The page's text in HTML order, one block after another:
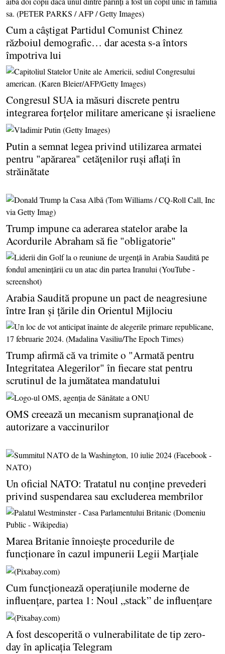
Cum a câştigat Partidul Comunist Chinez
războiul demografic… dar acesta s-a întors
împotriva lui
Congresul SUA ia măsuri discrete pentru
integrarea forţelor militare americane şi israeliene
Putin a semnat legea privind utilizarea armatei
pentru "apărarea" cetăţenilor ruşi aflaţi în
străinătate
Trump impune ca aderarea statelor arabe la
Acordurile Abraham să fie "obligatorie"
Arabia Saudită propune un pact de neagresiune
între Iran şi ţările din Orientul Mijlociu
Trump afirmă că va trimite o "Armată pentru
Integritatea Alegerilor" în fiecare stat pentru
scrutinul de la jumătatea mandatului
OMS creează un mecanism supranaţional de
autorizare a vaccinurilor
Un oficial NATO: Tratatul nu conţine prevederi
privind suspendarea sau excluderea membrilor
Marea Britanie înnoieşte procedurile de
funcţionare în cazul impunerii Legii Marţiale
Cum funcţionează operaţiunile moderne de
influenţare, partea 1: Noul „stack” de influenţare
A fost descoperită o vulnerabilitate de tip zero-
day în aplicaţia Telegram